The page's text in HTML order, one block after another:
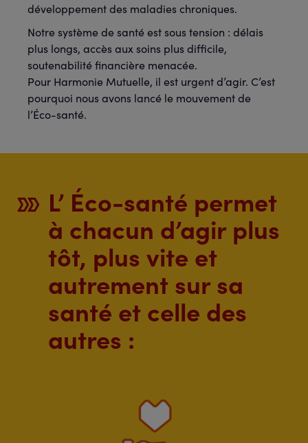
développement des maladies chroniques.
Notre système de santé est sous tension : délais
plus longs, accès aux soins plus difficile,
soutenabilité financière menacée.
Pour Harmonie Mutuelle, il est urgent d’agir. C’est
pourquoi nous avons lancé le mouvement de
l’Éco-santé.
L’ Éco-santé permet
à chacun d’agir plus
tôt, plus vite et
autrement sur sa
santé et celle des
autres :